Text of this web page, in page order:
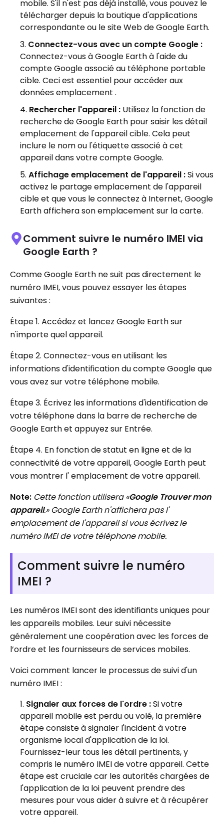
mobile. S'il n'est pas déjà installé, vous pouvez le
télécharger depuis la boutique d'applications
correspondante ou le site Web de Google Earth.
Connectez-vous avec un compte Google :
Connectez-vous à Google Earth à l'aide du
compte Google associé au téléphone portable
cible. Ceci est essentiel pour accéder aux
données emplacement .
Rechercher l'appareil : Utilisez la fonction de
recherche de Google Earth pour saisir les détail
emplacement de l'appareil cible. Cela peut
inclure le nom ou l'étiquette associé à cet
appareil dans votre compte Google.
Affichage emplacement de l'appareil :Si vous
activez le partage emplacement de l'appareil
cible et que vous le connectez à Internet, Google
Earth affichera son emplacement sur la carte.
Comment suivre le numéro IMEI via
Google Earth ?
Comme Google Earth ne suit pas directement le
numéro IMEI, vous pouvez essayer les étapes
suivantes :
Étape 1. Accédez et lancez Google Earth sur
n'importe quel appareil.
Étape 2. Connectez-vous en utilisant les
informations d'identification du compte Google que
vous avez sur votre téléphone mobile.
Étape 3. Écrivez les informations d'identification de
votre téléphone dans la barre de recherche de
Google Earth et appuyez sur Entrée.
Étape 4. En fonction de statut en ligne et de la
connectivité de votre appareil, Google Earth peut
vous montrer l' emplacement de votre appareil.
Note: Cette fonction utilisera «Google Trouver mon
appareil.» Google Earth n'affichera pas l'
emplacement de l'appareil si vous écrivez le
numéro IMEI de votre téléphone mobile.
Comment suivre le numéro
IMEI ?
Les numéros IMEI sont des identifiants uniques pour
les appareils mobiles. Leur suivi nécessite
généralement une coopération avec les forces de
l’ordre et les fournisseurs de services mobiles.
Voici comment lancer le processus de suivi d'un
numéro IMEI :
Signaler aux forces de l'ordre :Si votre
appareil mobile est perdu ou volé, la première
étape consiste à signaler l'incident à votre
organisme local d'application de la loi.
Fournissez-leur tous les détail pertinents, y
compris le numéro IMEI de votre appareil. Cette
étape est cruciale car les autorités chargées de
l'application de la loi peuvent prendre des
mesures pour vous aider à suivre et à récupérer
votre appareil.